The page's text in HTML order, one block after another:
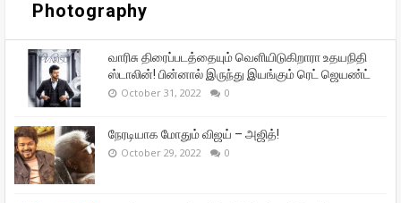
Photography
வாரிசு திரைப்படத்தையும் வெளியிடுகிறாரா உதயநிதி
ஸ்டாலின்! பின்னால் இருந்து இயங்கும் ரெட் ஜெயண்ட்
October 31, 2022 0
நேரடியாக மோதும் விஜய் – அஜித்!
October 29, 2022 0